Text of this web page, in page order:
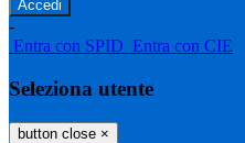
-
Entra con SPID Entra con CIE
Seleziona utente
button close ×